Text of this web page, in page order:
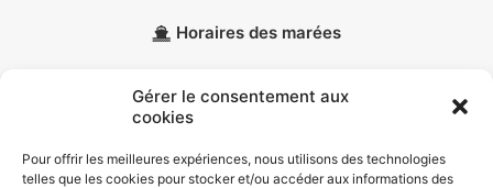
Gérer le consentement aux
cookies
Pour offrir les meilleures expériences, nous utilisons des technologies
telles que les cookies pour stocker et/ou accéder aux informations des
Horaires des marées
Données personnelles